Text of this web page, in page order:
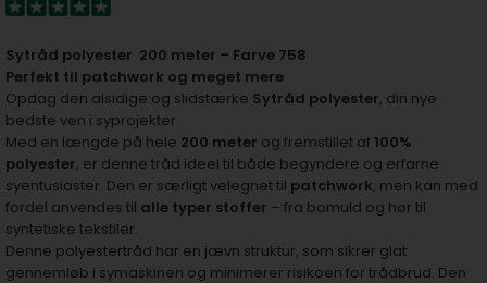
Sytråd polyester 200 meter – Farve 758
Perfekt til patchwork og meget mere
Opdag den alsidige og slidstærke Sytråd polyester, din nye
bedste ven i syprojekter.
Med en længde på hele 200 meter og fremstillet af 100%
polyester, er denne tråd ideel til både begyndere og erfarne
syentusiaster. Den er særligt velegnet til patchwork, men kan med
fordel anvendes til alle typer stoffer – fra bomuld og hør til
syntetiske tekstiler.
Denne polyestertråd har en jævn struktur, som sikrer glat
gennemløb i symaskinen og minimerer risikoen for trådbrud. Den